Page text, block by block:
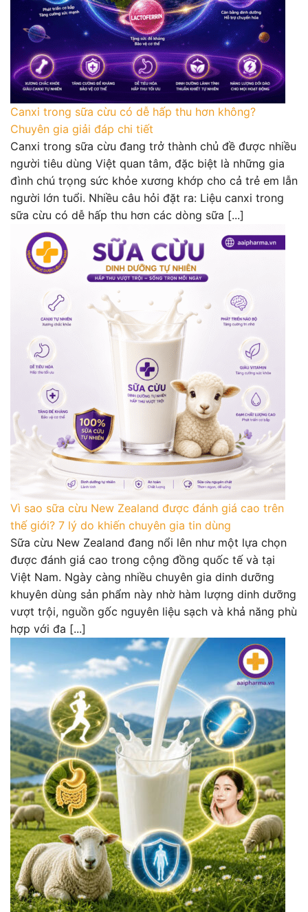
Canxi trong sữa cừu có dễ hấp thu hơn không?
Chuyên gia giải đáp chi tiết
Canxi trong sữa cừu đang trở thành chủ đề được nhiều
người tiêu dùng Việt quan tâm, đặc biệt là những gia
đình chú trọng sức khỏe xương khớp cho cả trẻ em lẫn
người lớn tuổi. Nhiều câu hỏi đặt ra: Liệu canxi trong
sữa cừu có dễ hấp thu hơn các dòng sữa [...]
Vì sao sữa cừu New Zealand được đánh giá cao trên
thế giới? 7 lý do khiến chuyên gia tin dùng
Sữa cừu New Zealand đang nổi lên như một lựa chọn
được đánh giá cao trong cộng đồng quốc tế và tại
Việt Nam. Ngày càng nhiều chuyên gia dinh dưỡng
khuyên dùng sản phẩm này nhờ hàm lượng dinh dưỡng
vượt trội, nguồn gốc nguyên liệu sạch và khả năng phù
hợp với đa [...]